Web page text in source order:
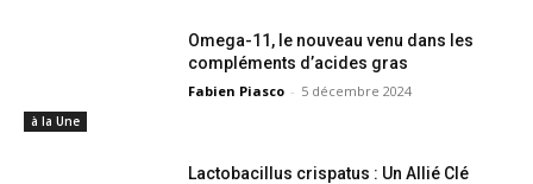
à la Une
Omega-11, le nouveau venu dans les
compléments d’acides gras
Fabien Piasco - 5 décembre 2024
Lactobacillus crispatus : Un Allié Clé